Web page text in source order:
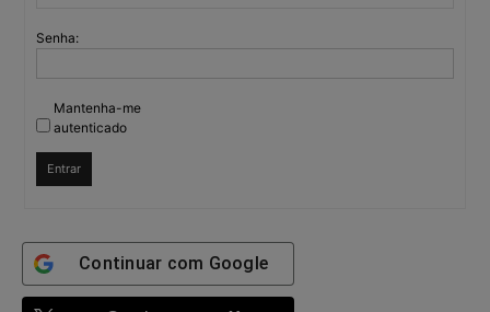
Senha:
Mantenha-me
autenticado
Entrar
Continuar com Google